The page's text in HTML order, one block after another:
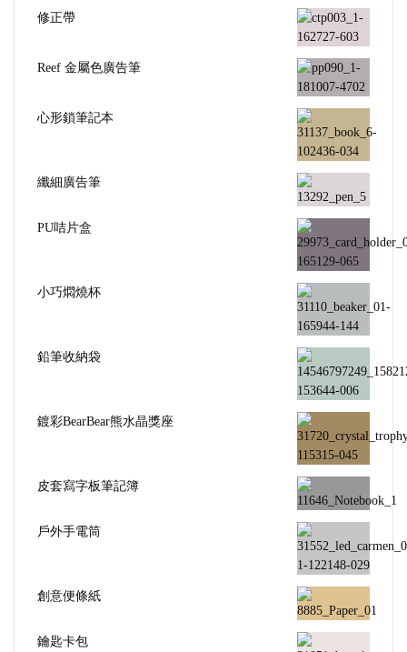
修正帶
Reef 金屬色廣告筆
心形鎖筆記本
纖細廣告筆
PU咭片盒
小巧燜燒杯
鉛筆收納袋
鍍彩BearBear熊水晶獎座
皮套寫字板筆記簿
戶外手電筒
創意便條紙
鑰匙卡包